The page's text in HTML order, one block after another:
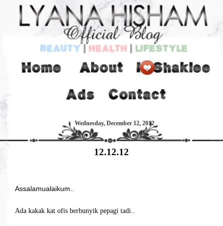
Wednesday, December 12, 2012
12.12.12
Assalamualaikum..
Ada kakak kat ofis berbunyik pepagi tadi..